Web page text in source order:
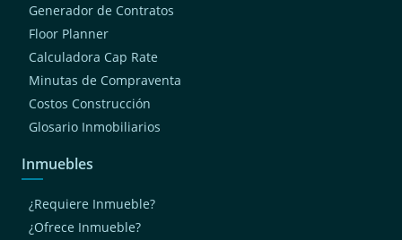
Generador de Contratos
Floor Planner
Calculadora Cap Rate
Minutas de Compraventa
Costos Construcción
Glosario Inmobiliarios
Inmuebles
¿Requiere Inmueble?
¿Ofrece Inmueble?